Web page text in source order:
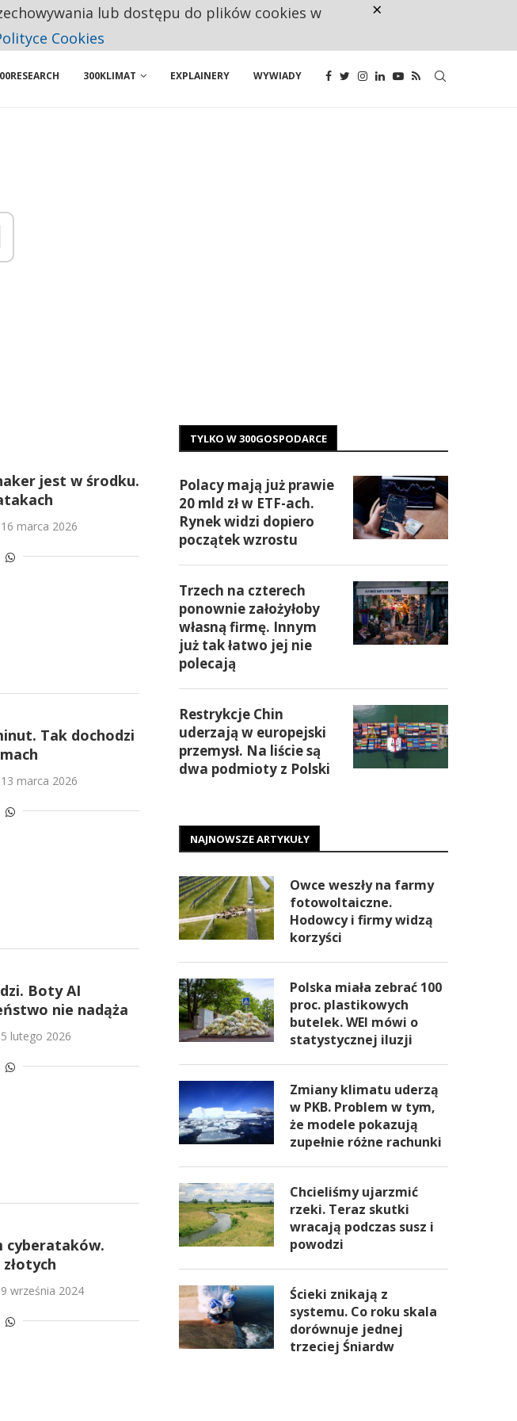
JEJ NIE POLECAJĄ
300KLIMAT EXPLAINERY WYWIADY
jest w środku.
16 marca 2026
Tak dochodzi
13 marca 2026
Boty AI
nie nadąża
5 lutego 2026
cyberataków.
9 września 2024
TYLKO W 300GOSPODARCE
Polacy mają już prawie
20 mld zł w ETF-ach.
Rynek widzi dopiero
początek wzrostu
Trzech na czterech
ponownie założyłoby
własną firmę. Innym
już tak łatwo jej nie
polecają
Restrykcje Chin
uderzają w europejski
przemysł. Na liście są
dwa podmioty z Polski
NAJNOWSZE ARTYKUŁY
Owce weszły na farmy
fotowoltaiczne.
Hodowcy i firmy widzą
korzyści
Polska miała zebrać 100
proc. plastikowych
butelek. WEI mówi o
statystycznej iluzji
Zmiany klimatu uderzą
w PKB. Problem w tym,
że modele pokazują
zupełnie różne rachunki
Chcieliśmy ujarzmić
rzeki. Teraz skutki
wracają podczas susz i
powodzi
Ścieki znikają z
systemu. Co roku skala
dorównuje jednej
trzeciej Śniardw
lub dostępu do plików cookies w
Cookies
×